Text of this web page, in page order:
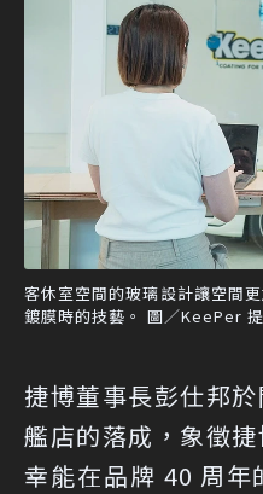
客休室空間的玻璃設計讓空間
鍍膜時的技藝。 圖／KeePer
捷博董事長彭仕邦
艦店的落成，象徵
幸能在品牌 40 周